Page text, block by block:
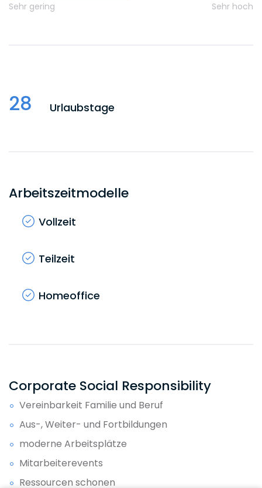
Sehr gering Sehr hoch
28 Urlaubstage
Arbeitszeitmodelle
Vollzeit
Teilzeit
Homeoffice
Corporate Social Responsibility
Vereinbarkeit Familie und Beruf
Aus-, Weiter- und Fortbildungen
moderne Arbeitsplätze
Mitarbeiterevents
Ressourcen schonen